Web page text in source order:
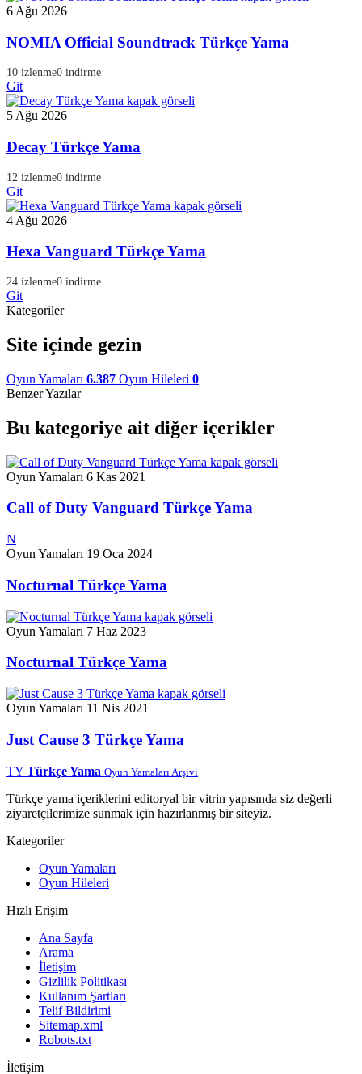
6 Ağu 2026
NOMIA Official Soundtrack Türkçe Yama
10 izlenme0 indirme
Git
5 Ağu 2026
Decay Türkçe Yama
12 izlenme0 indirme
Git
4 Ağu 2026
Hexa Vanguard Türkçe Yama
24 izlenme0 indirme
Git
Kategoriler
Site içinde gezin
Oyun Yamaları 6.387 Oyun Hileleri 0
Benzer Yazılar
Bu kategoriye ait diğer içerikler
Oyun Yamaları 6 Kas 2021
Call of Duty Vanguard Türkçe Yama
N
Oyun Yamaları 19 Oca 2024
Nocturnal Türkçe Yama
Oyun Yamaları 7 Haz 2023
Nocturnal Türkçe Yama
Oyun Yamaları 11 Nis 2021
Just Cause 3 Türkçe Yama
TY Türkçe Yama Oyun Yamaları Arşivi
Türkçe yama içeriklerini editoryal bir vitrin yapısında siz değerli
ziyaretçilerimize sunmak için hazırlanmış bir siteyiz.
Kategoriler
Oyun Yamaları
Oyun Hileleri
Hızlı Erişim
Ana Sayfa
Arama
İletişim
Gizlilik Politikası
Kullanım Şartları
Telif Bildirimi
Sitemap.xml
Robots.txt
İletişim